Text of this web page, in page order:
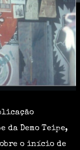
Demo Teipe,
o início de